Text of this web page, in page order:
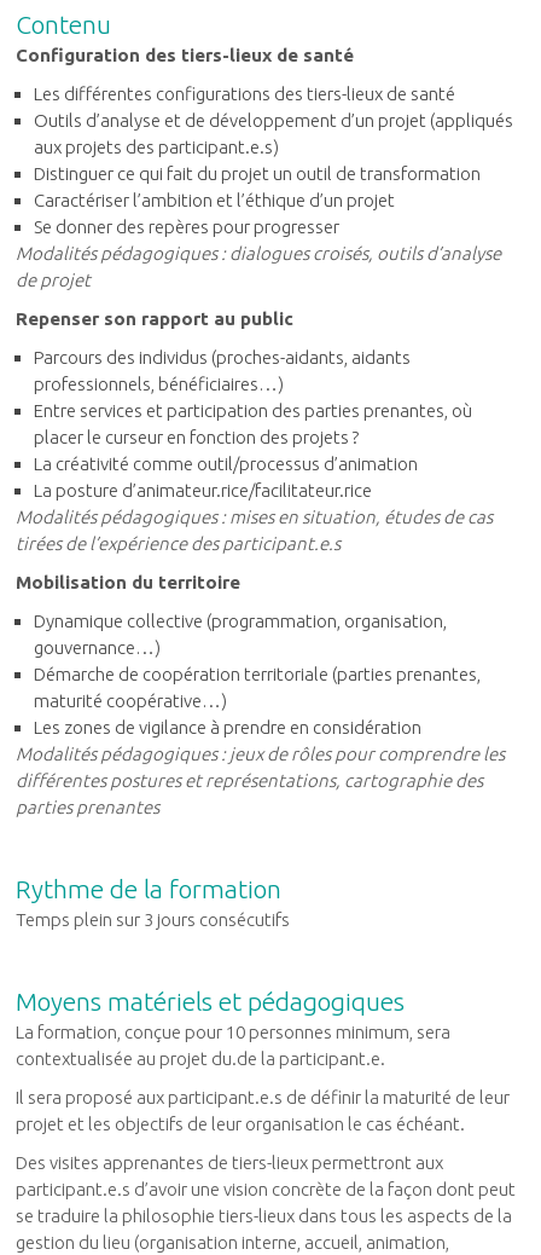
Contenu
Configuration des tiers-lieux de santé
Les différentes configurations des tiers-lieux de santé
Outils d’analyse et de développement d’un projet (appliqués
aux projets des participant.e.s)
Distinguer ce qui fait du projet un outil de transformation
Caractériser l’ambition et l’éthique d’un projet
Se donner des repères pour progresser
Modalités pédagogiques : dialogues croisés, outils d’analyse
de projet
Repenser son rapport au public
Parcours des individus (proches-aidants, aidants
professionnels, bénéficiaires…)
Entre services et participation des parties prenantes, où
placer le curseur en fonction des projets ?
La créativité comme outil/processus d’animation
La posture d’animateur.rice/facilitateur.rice
Modalités pédagogiques : mises en situation, études de cas
tirées de l’expérience des participant.e.s
Mobilisation du territoire
Dynamique collective (programmation, organisation,
gouvernance…)
Démarche de coopération territoriale (parties prenantes,
maturité coopérative…)
Les zones de vigilance à prendre en considération
Modalités pédagogiques : jeux de rôles pour comprendre les
différentes postures et représentations, cartographie des
parties prenantes
Rythme de la formation
Temps plein sur 3 jours consécutifs
Moyens matériels et pédagogiques
La formation, conçue pour 10 personnes minimum, sera
contextualisée au projet du.de la participant.e.
Il sera proposé aux participant.e.s de définir la maturité de leur
projet et les objectifs de leur organisation le cas échéant.
Des visites apprenantes de tiers-lieux permettront aux
participant.e.s d’avoir une vision concrète de la façon dont peut
se traduire la philosophie tiers-lieux dans tous les aspects de la
gestion du lieu (organisation interne, accueil, animation,